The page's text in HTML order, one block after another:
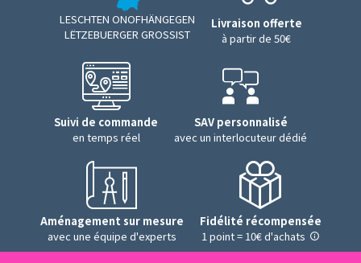
LESCHTEN ONOFHÄNGEGEN
LËTZEBUERGER GROSSIST
Livraison offerte
à partir de 50€
Suivi de commande
en temps réel
SAV personnalisé
avec un interlocuteur dédié
Aménagement sur mesure
avec une équipe d'experts
Fidélité récompensée
1 point = 10€ d'achats